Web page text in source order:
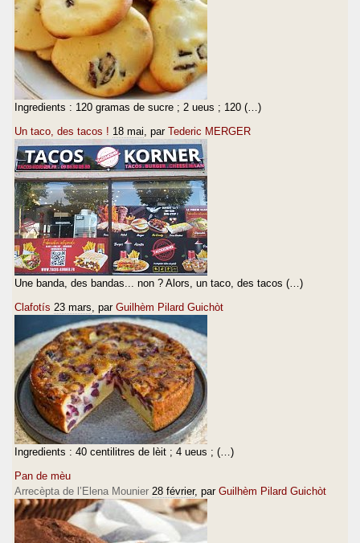
Ingredients : 120 gramas de sucre ; 2 ueus ; 120 (…)
Un taco, des tacos ! 18 mai , par Tederic MERGER
Une banda, des bandas... non ? Alors, un taco, des tacos (…)
Clafotís 23 mars , par Guilhèm Pilard Guichòt
Ingredients : 40 centilitres de lèit ; 4 ueus ; (…)
Pan de mèu
Arrecèpta de l’Elena Mounier 28 février, par Guilhèm Pilard Guichòt